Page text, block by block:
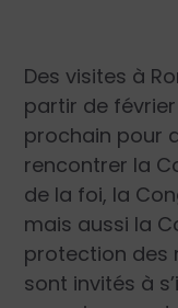
Des visites à
partir de février
prochain pour
rencontrer la
de la foi, la
mais aussi la
protection des
sont invités à